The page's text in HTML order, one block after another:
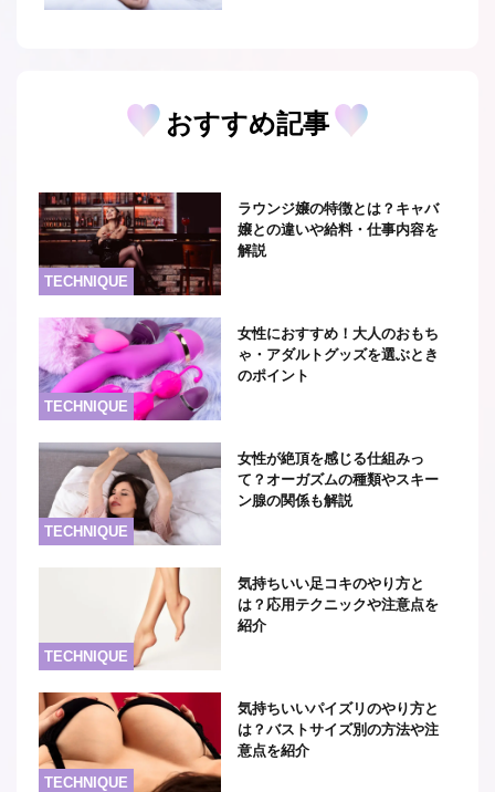
おすすめ記事
TECHNIQUE
ラウンジ嬢の特徴とは？キャバ
嬢との違いや給料・仕事内容を
解説
TECHNIQUE
女性におすすめ！大人のおもち
ゃ・アダルトグッズを選ぶとき
のポイント
TECHNIQUE
女性が絶頂を感じる仕組みっ
て？オーガズムの種類やスキー
ン腺の関係も解説
TECHNIQUE
気持ちいい足コキのやり方と
は？応用テクニックや注意点を
紹介
TECHNIQUE
気持ちいいパイズリのやり方と
は？バストサイズ別の方法や注
意点を紹介